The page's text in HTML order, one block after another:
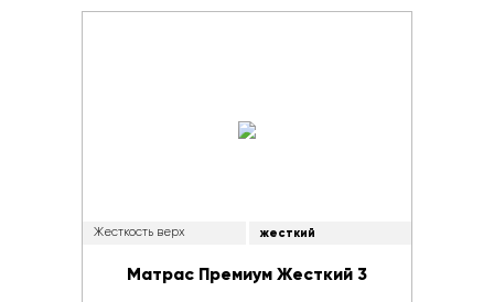
Жесткость верх жесткий
Матрас Премиум Жесткий 3